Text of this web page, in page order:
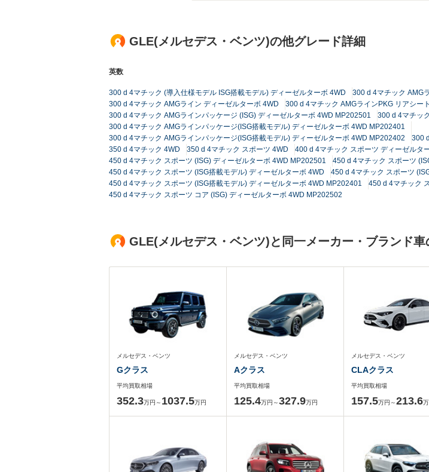
GLE(メルセデス・ベンツ)の他グレード詳細
英数
300 d 4マチック (導入仕様モデル ISG搭載モデル) ディーゼルターボ 4WD
300 d 4マチック AMG
300 d 4マチック AMGライン ディーゼルターボ 4WD
300 d 4マチック AMGラインPKG リアシー
300 d 4マチック AMGラインパッケージ (ISG) ディーゼルターボ 4WD MP202501
300 d 4マチッ
300 d 4マチック AMGラインパッケージ(ISG搭載モデル) ディーゼルターボ 4WD MP202401
300 d 4マチック AMGラインパッケージ(ISG搭載モデル) ディーゼルターボ 4WD MP202402
300
350 d 4マチック 4WD
350 d 4マチック スポーツ 4WD 400 d 4マチック スポーツ ディーゼルタ
450 d 4マチック スポーツ (ISG) ディーゼルターボ 4WD MP202501
450 d 4マチック スポーツ
450 d 4マチック スポーツ (ISG搭載モデル) ディーゼルターボ 4WD
450 d 4マチック スポーツ
450 d 4マチック スポーツ (ISG搭載モデル) ディーゼルターボ 4WD MP202401
450 d 4マチック
450 d 4マチック スポーツ コア (ISG) ディーゼルターボ 4WD MP202502
GLE(メルセデス・ベンツ)と同一メーカー・ブランド
メルセデス・ベンツ
Gクラス
平均買取相場
352.3万円～ 1037.5万円
メルセデス・ベンツ
Aクラス
平均買取相場
125.4万円～327.9万円
メルセデス・ベンツ
CLAクラス
平均買取相場
157.5万円～213.6